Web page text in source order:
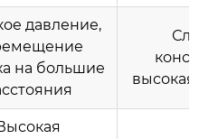
давление,
на большие
высокая